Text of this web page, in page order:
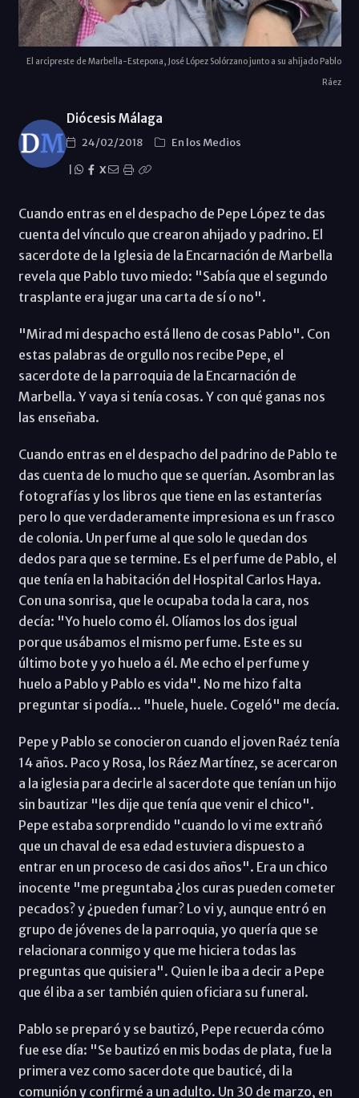
El arcipreste de Marbella-Estepona, José López Solórzano junto a su ahijado Pablo
Ráez
Diócesis Málaga
24/02/2018
En los Medios
X
Cuando entras en el despacho de Pepe López te das
cuenta del vínculo que crearon ahijado y padrino. El
sacerdote de la Iglesia de la Encarnación de Marbella
revela que Pablo tuvo miedo: "Sabía que el segundo
trasplante era jugar una carta de sí o no".
"Mirad mi despacho está lleno de cosas Pablo". Con
estas palabras de orgullo nos recibe Pepe, el
sacerdote de la parroquia de la Encarnación de
Marbella. Y vaya si tenía cosas. Y con qué ganas nos
las enseñaba.
Cuando entras en el despacho del padrino de Pablo te
das cuenta de lo mucho que se querían. Asombran las
fotografías y los libros que tiene en las estanterías
pero lo que verdaderamente impresiona es un frasco
de colonia. Un perfume al que solo le quedan dos
dedos para que se termine. Es el perfume de Pablo, el
que tenía en la habitación del Hospital Carlos Haya.
Con una sonrisa, que le ocupaba toda la cara, nos
decía: "Yo huelo como él. Olíamos los dos igual
porque usábamos el mismo perfume. Este es su
último bote y yo huelo a él. Me echo el perfume y
huelo a Pablo y Pablo es vida". No me hizo falta
preguntar si podía... "huele, huele. Cogeló" me decía.
Pepe y Pablo se conocieron cuando el joven Raéz tenía
14 años. Paco y Rosa, los Ráez Martínez, se acercaron
a la iglesia para decirle al sacerdote que tenían un hijo
sin bautizar "les dije que tenía que venir el chico".
Pepe estaba sorprendido "cuando lo vi me extrañó
que un chaval de esa edad estuviera dispuesto a
entrar en un proceso de casi dos años". Era un chico
inocente "me preguntaba ¿los curas pueden cometer
pecados? y ¿pueden fumar? Lo vi y, aunque entró en
grupo de jóvenes de la parroquia, yo quería que se
relacionara conmigo y que me hiciera todas las
preguntas que quisiera". Quien le iba a decir a Pepe
que él iba a ser también quien oficiara su funeral.
Pablo se preparó y se bautizó, Pepe recuerda cómo
fue ese día: "Se bautizó en mis bodas de plata, fue la
primera vez como sacerdote que bauticé, di la
comunión y confirmé a un adulto. Un 30 de marzo, en